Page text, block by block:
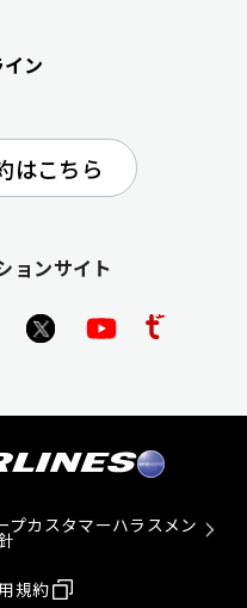
ン
はこちら
ョンサイト
プカスタマーハラスメン
規約